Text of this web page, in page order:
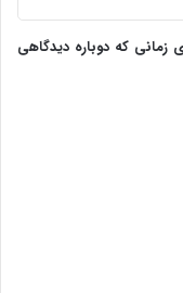
زمانی که دوباره دیدگاهی